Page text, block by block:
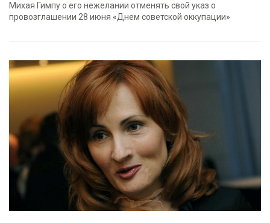
Михая Гимпу о его нежелании отменять свой указ о
провозглашении 28 июня «Днем советской оккупации»